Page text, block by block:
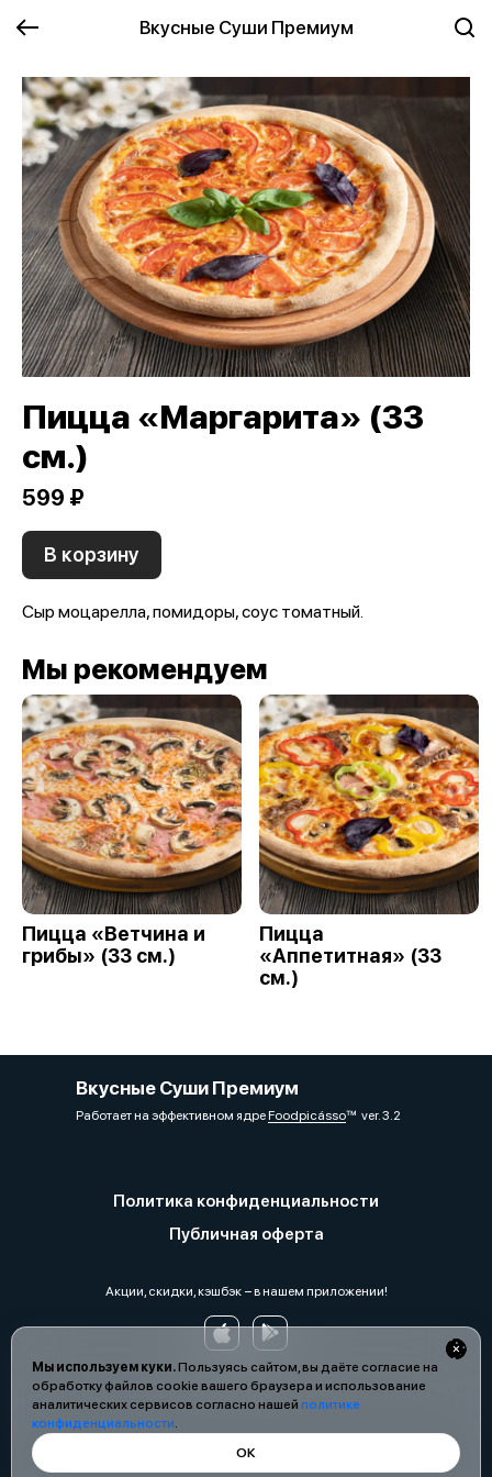
Вкусные Суши Премиум
Мы используем куки.Пользуясь сайтом, вы даёте согласие на
обработку файлов cookie вашего браузера и использование
аналитических сервисов согласно нашей политике
конфиденциальности.
ОК
Пицца «Маргарита» (33
см.)
599 ₽
В корзину
Сыр моцарелла, помидоры, соус томатный.
Мы рекомендуем
Пицца «Ветчина и
грибы» (33 см.)
Пицца
«Аппетитная» (33
см.)
Вкусные Суши Премиум
Работает на эффективном ядреFoodpicássover. 3.2
Политика конфиденциальности
Публичная оферта
Акции, скидки, кэшбэк − в нашем приложении!